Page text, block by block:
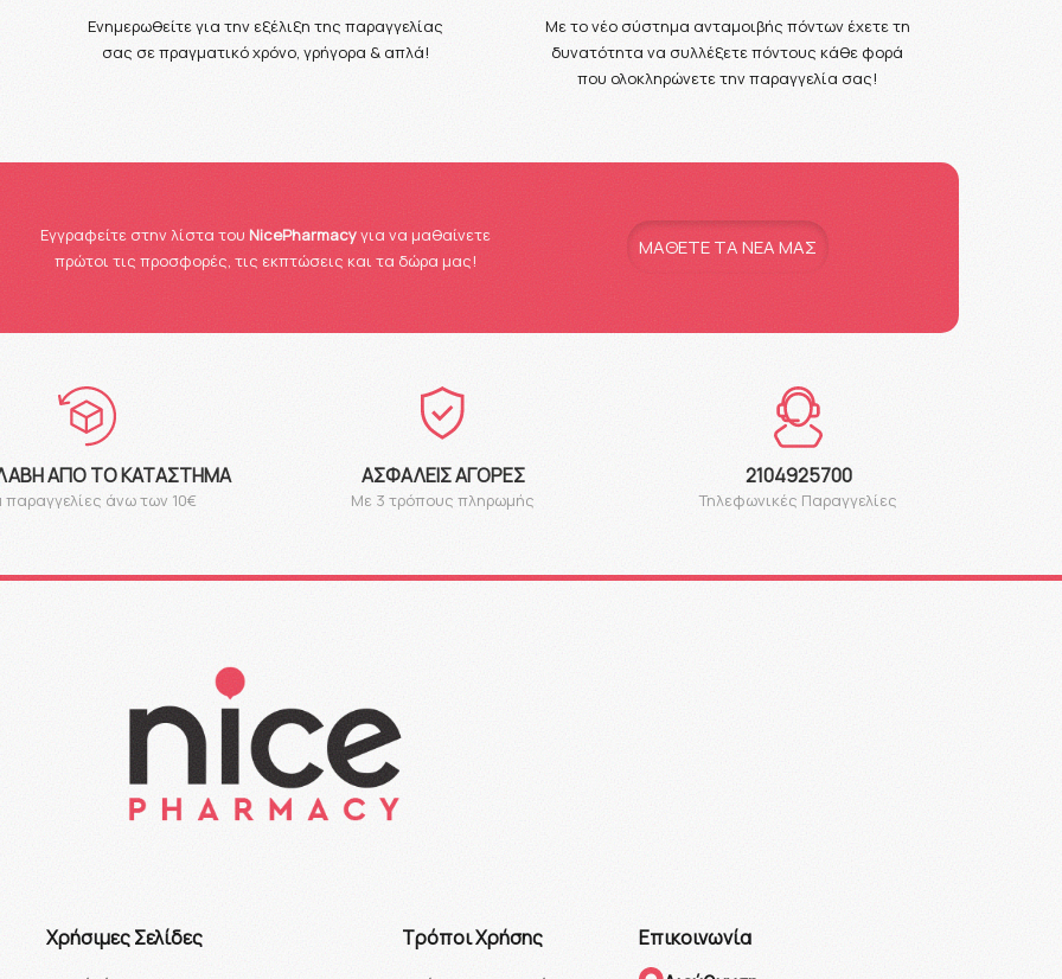
Ενημερωθείτε για την εξέλιξη της παραγγελίας
σας σε πραγματικό χρόνο, γρήγορα & απλά!
Με το νέο σύστημα ανταμοιβής πόντων έχετε τη
δυνατότητα να συλλέξετε πόντους κάθε φορά
που ολοκληρώνετε την παραγγελία σας!
Eγγραφείτε στην λίστα του NicePharmacyγια να μαθαίνετε
πρώτοι τις προσφορές, τις εκπτώσεις και τα δώρα μας!
MAΘΕΤΕ ΤΑ ΝΕΑ ΜΑΣ
ΑΠΌ ΤΟ ΚΑΤΆΣΤΗΜΑ
παραγγελίες άνω των 10€
ΑΣΦΑΛΕΊΣ ΑΓΟΡΈΣ
Με 3 τρόπους πληρωμής
2104925700
Τηλεφωνικές Παραγγελίες
Xρήσιμες Σελίδες Τρόποι Χρήσης
Επικοινωνία